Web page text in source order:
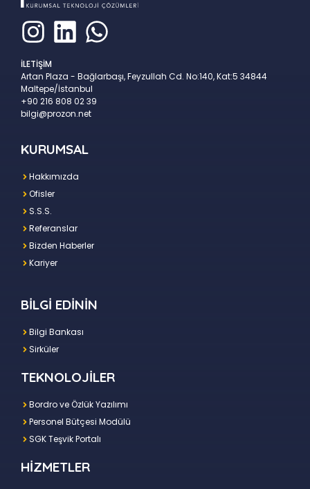
İLETİŞİM
Artan Plaza - Bağlarbaşı, Feyzullah Cd. No:140, Kat:5 34844
Maltepe/İstanbul
+90 216 808 02 39
bilgi@prozon.net
KURUMSAL
Hakkımızda
Ofisler
S.S.S.
Referanslar
Bizden Haberler
Kariyer
BİLGİ EDİNİN
Bilgi Bankası
Sirküler
TEKNOLOJİLER
Bordro ve Özlük Yazılımı
Personel Bütçesi Modülü
SGK Teşvik Portalı
HİZMETLER